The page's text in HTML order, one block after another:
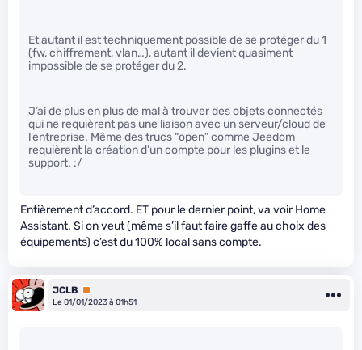
Et autant il est techniquement possible de se protéger du 1
(fw, chiffrement, vlan…), autant il devient quasiment
impossible de se protéger du 2.
J’ai de plus en plus de mal à trouver des objets connectés
qui ne requièrent pas une liaison avec un serveur/cloud de
l’entreprise. Même des trucs “open” comme Jeedom
requièrent la création d’un compte pour les plugins et le
support. :/
Entièrement d’accord. ET pour le dernier point, va voir Home
Assistant. Si on veut (même s’il faut faire gaffe au choix des
équipements) c’est du 100% local sans compte.
JCLB Premium
Le 01/01/2023 à 01h51